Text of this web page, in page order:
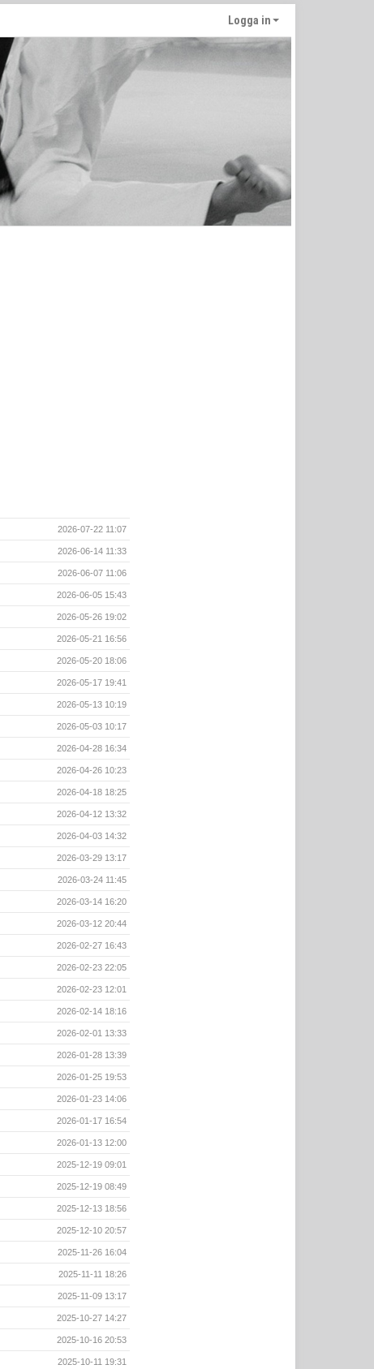
Logga in
2026-07-22 11:07
2026-06-14 11:33
2026-06-07 11:06
2026-06-05 15:43
2026-05-26 19:02
2026-05-21 16:56
2026-05-20 18:06
2026-05-17 19:41
2026-05-13 10:19
2026-05-03 10:17
2026-04-28 16:34
2026-04-26 10:23
2026-04-18 18:25
2026-04-12 13:32
2026-04-03 14:32
2026-03-29 13:17
2026-03-24 11:45
2026-03-14 16:20
2026-03-12 20:44
2026-02-27 16:43
2026-02-23 22:05
2026-02-23 12:01
2026-02-14 18:16
2026-02-01 13:33
2026-01-28 13:39
2026-01-25 19:53
2026-01-23 14:06
2026-01-17 16:54
2026-01-13 12:00
2025-12-19 09:01
2025-12-19 08:49
2025-12-13 18:56
2025-12-10 20:57
2025-11-26 16:04
2025-11-11 18:26
2025-11-09 13:17
2025-10-27 14:27
2025-10-16 20:53
2025-10-11 19:31